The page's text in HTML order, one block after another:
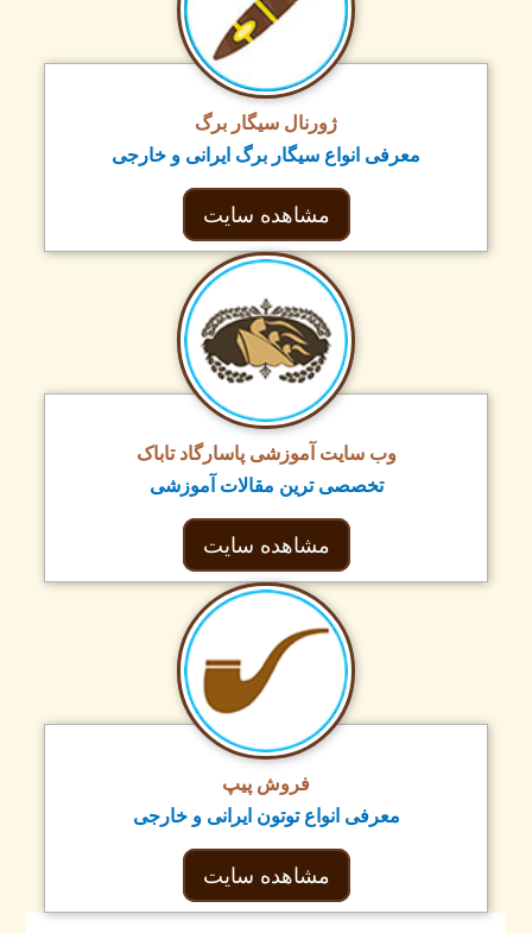
ژورنال سیگار برگ
معرفی انواع سیگار برگ ایرانی و خارجی
مشاهده سایت
وب سایت آموزشی پاسارگاد تاباک
تخصصی ترین مقالات آموزشی
مشاهده سایت
فروش پیپ
معرفی انواع توتون ایرانی و خارجی
مشاهده سایت